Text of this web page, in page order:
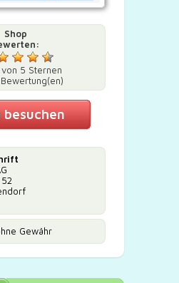
Shop
5 Sternen
besuchen
Gewähr